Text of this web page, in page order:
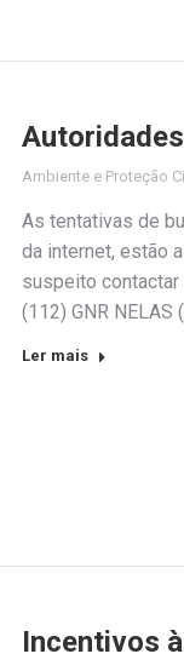
Ambiente e Proteção
As tentativas de
da internet, estão
suspeito
(112) GNR NELAS
Ler mais
Incentivos